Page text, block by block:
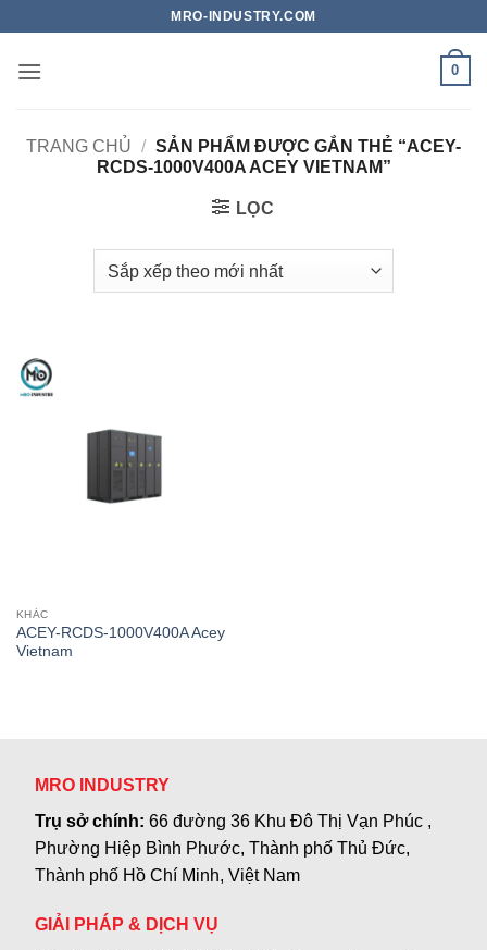
nội
MRO-INDUSTRY.COM
0
TRANG CHỦ / SẢN PHẨM ĐƯỢC GẮN THẺ “ACEY-
RCDS-1000V400A ACEY VIETNAM”
LỌC
KHÁC
ACEY-RCDS-1000V400A Acey
Vietnam
MRO INDUSTRY
Trụ sở chính:66 đường 36 Khu Đô Thị Vạn Phúc ,
Phường Hiệp Bình Phước, Thành phố Thủ Đức,
Thành phố Hồ Chí Minh, Việt Nam
GIẢI PHÁP & DỊCH VỤ